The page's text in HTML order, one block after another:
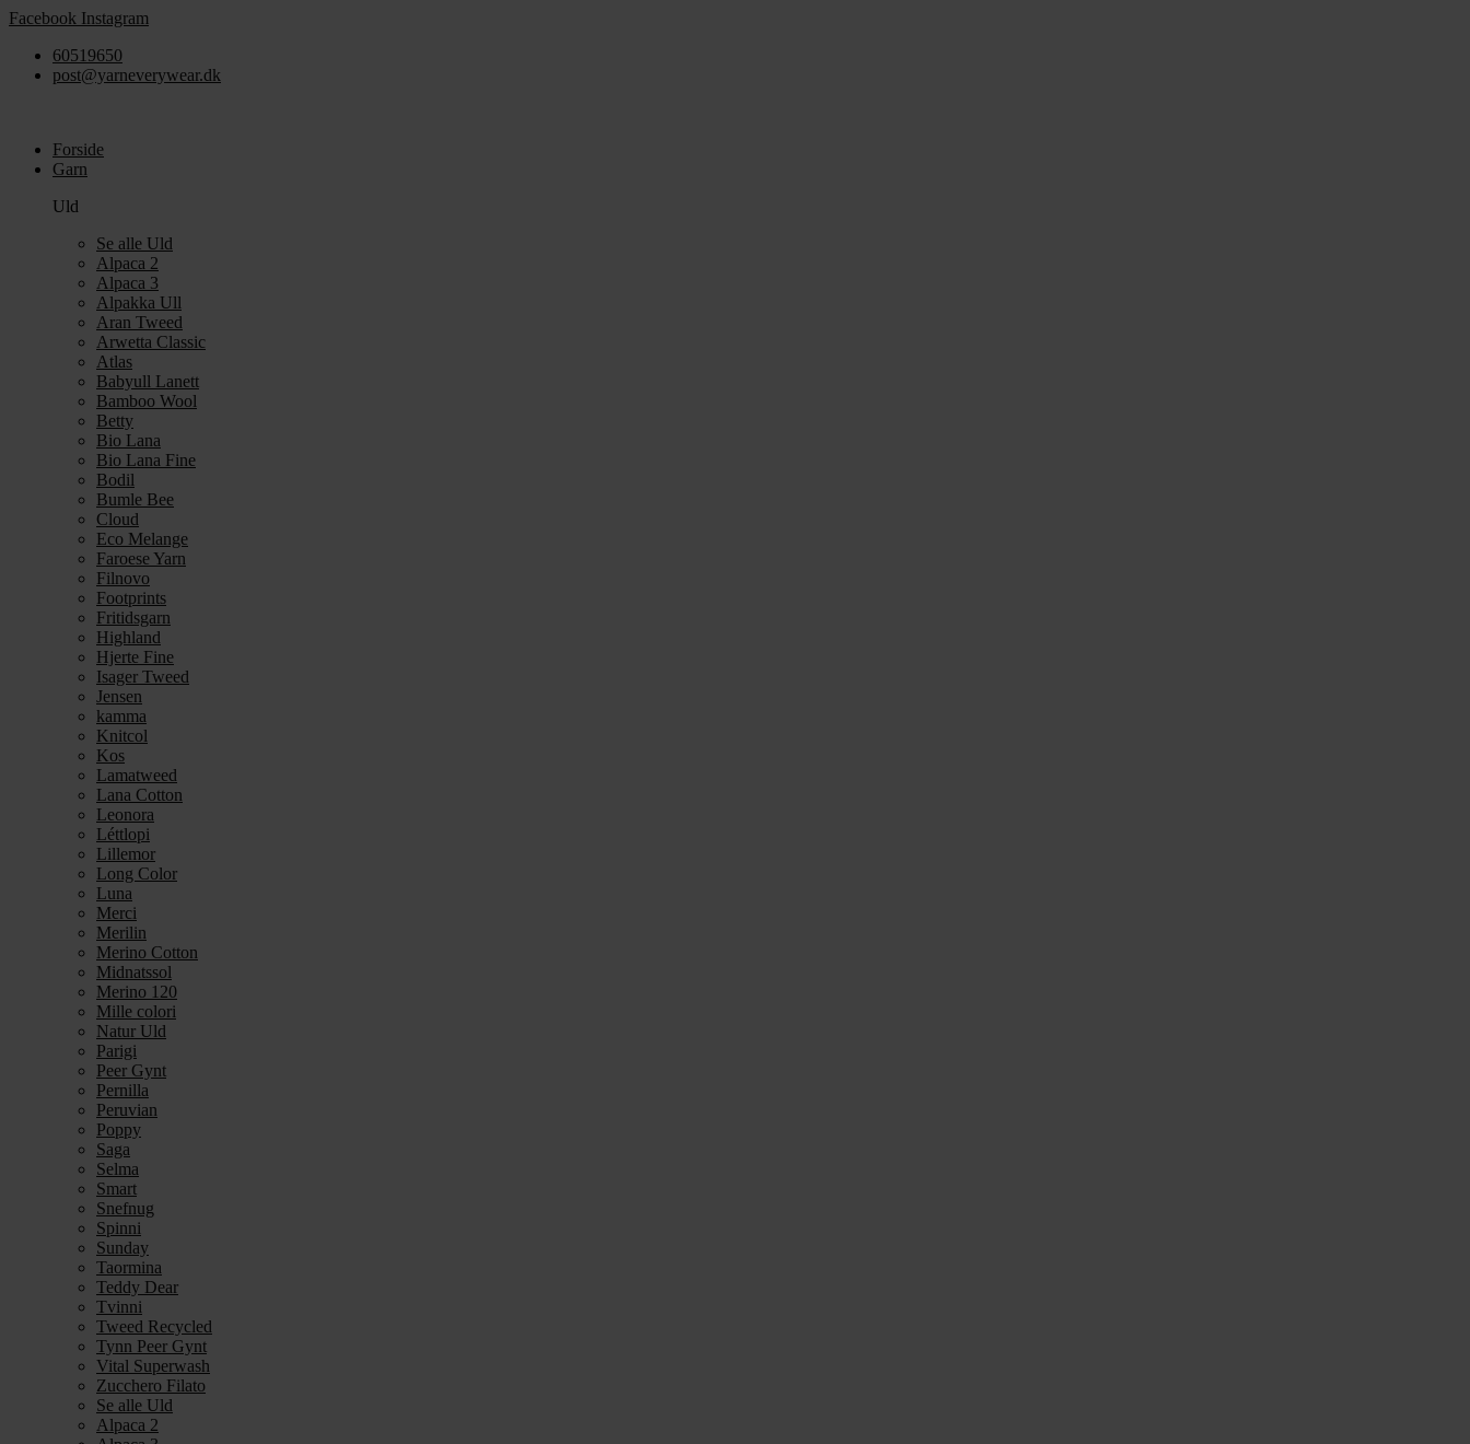
Videre
indhold
Facebook Instagram
60519650
post@yarneverywear.dk
Forside
Garn
Uld
Se alle Uld
Alpaca 2
Alpaca 3
Alpakka Ull
Aran Tweed
Arwetta Classic
Atlas
Babyull Lanett
Bamboo Wool
Betty
Bio Lana
Bio Lana Fine
Bodil
Bumle Bee
Cloud
Eco Melange
Faroese Yarn
Filnovo
Footprints
Fritidsgarn
Highland
Hjerte Fine
Isager Tweed
Jensen
kamma
Knitcol
Kos
Lamatweed
Lana Cotton
Leonora
Léttlopi
Lillemor
Long Color
Luna
Merci
Merilin
Merino Cotton
Midnatssol
Merino 120
Mille colori
Natur Uld
Parigi
Peer Gynt
Pernilla
Peruvian
Poppy
Saga
Selma
Smart
Snefnug
Spinni
Sunday
Taormina
Teddy Dear
Tvinni
Tweed Recycled
Tynn Peer Gynt
Vital Superwash
Zucchero Filato
Se alle Uld
Alpaca 2